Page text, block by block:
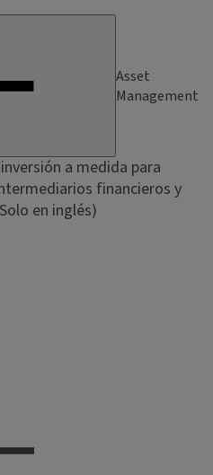
Asset
Management
a medida para
financieros y
en inglés)